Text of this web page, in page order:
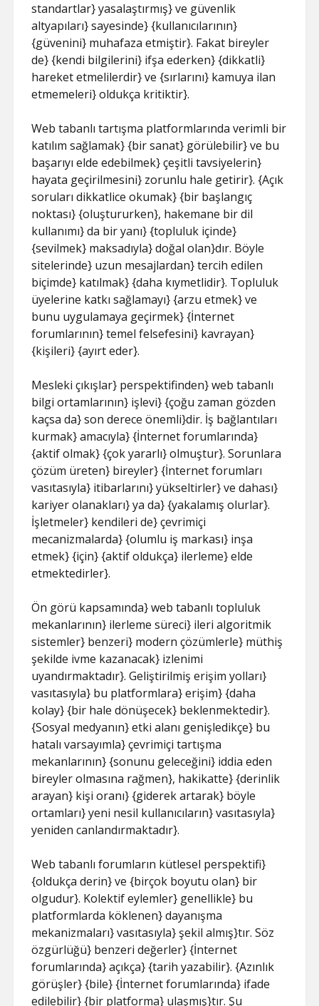
standartlar} yasalaştırmış} ve güvenlik
altyapıları} sayesinde} {kullanıcılarının}
{güvenini} muhafaza etmiştir}. Fakat bireyler
de} {kendi bilgilerini} ifşa ederken} {dikkatli}
hareket etmelilerdir} ve {sırlarını} kamuya ilan
etmemeleri} oldukça kritiktir}.
Web tabanlı tartışma platformlarında verimli bir
katılım sağlamak} {bir sanat} görülebilir} ve bu
başarıyı elde edebilmek} çeşitli tavsiyelerin}
hayata geçirilmesini} zorunlu hale getirir}. {Açık
soruları dikkatlice okumak} {bir başlangıç
noktası} {oluştururken}, hakemane bir dil
kullanımı} da bir yanı} {topluluk içinde}
{sevilmek} maksadıyla} doğal olan}dır. Böyle
sitelerinde} uzun mesajlardan} tercih edilen
biçimde} katılmak} {daha kıymetlidir}. Topluluk
üyelerine katkı sağlamayı} {arzu etmek} ve
bunu uygulamaya geçirmek} {İnternet
forumlarının} temel felsefesini} kavrayan}
{kişileri} {ayırt eder}.
Mesleki çıkışlar} perspektifinden} web tabanlı
bilgi ortamlarının} işlevi} {çoğu zaman gözden
kaçsa da} son derece önemli}dir. İş bağlantıları
kurmak} amacıyla} {İnternet forumlarında}
{aktif olmak} {çok yararlı} olmuştur}. Sorunlara
çözüm üreten} bireyler} {İnternet forumları
vasıtasıyla} itibarlarını} yükseltirler} ve dahası}
kariyer olanakları} ya da} {yakalamış olurlar}.
İşletmeler} kendileri de} çevrimiçi
mecanizmalarda} {olumlu iş markası} inşa
etmek} {için} {aktif oldukça} ilerleme} elde
etmektedirler}.
Ön görü kapsamında} web tabanlı topluluk
mekanlarının} ilerleme süreci} ileri algoritmik
sistemler} benzeri} modern çözümlerle} müthiş
şekilde ivme kazanacak} izlenimi
uyandırmaktadır}. Geliştirilmiş erişim yolları}
vasıtasıyla} bu platformlara} erişim} {daha
kolay} {bir hale dönüşecek} beklenmektedir}.
{Sosyal medyanın} etki alanı genişledikçe} bu
hatalı varsayımla} çevrimiçi tartışma
mekanlarının} {sonunu geleceğini} iddia eden
bireyler olmasına rağmen}, hakikatte} {derinlik
arayan} kişi oranı} {giderek artarak} böyle
ortamları} yeni nesil kullanıcıların} vasıtasıyla}
yeniden canlandırmaktadır}.
Web tabanlı forumların kütlesel perspektifi}
{oldukça derin} ve {birçok boyutu olan} bir
olgudur}. Kolektif eylemler} genellikle} bu
platformlarda köklenen} dayanışma
mekanizmaları} vasıtasıyla} şekil almış}tır. Söz
özgürlüğü} benzeri değerler} {İnternet
forumlarında} açıkça} {tarih yazabilir}. {Azınlık
görüşler} {bile} {İnternet forumlarında} ifade
edilebilir} {bir platforma} ulaşmış}tır. Şu